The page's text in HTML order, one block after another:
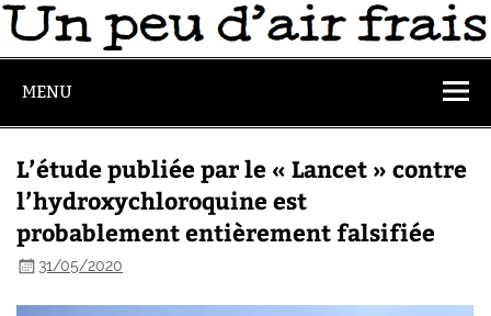
MENU
L’étude publiée par le « Lancet » contre
l’hydroxychloroquine est
probablement entièrement falsifiée
31/05/2020